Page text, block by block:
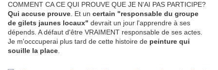
COMMENT CA CE QUI PROUVE QUE JE N'AI PAS PARTICIPE?
Qui accuse prouve . Et un certain "responsable du groupe
de gilets jaunes locaux" devrait un jour l'apprendre à ses
dépends. A défaut d'être VRAIMENT responsable de ses actes.
Je m'occcuperai plus tard de cette histoire de peinture qui
souille la place